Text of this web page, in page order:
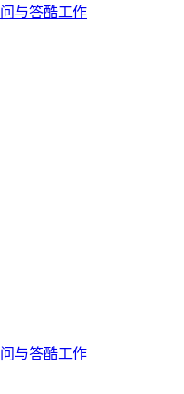
问与答酷工作
问与答酷工作